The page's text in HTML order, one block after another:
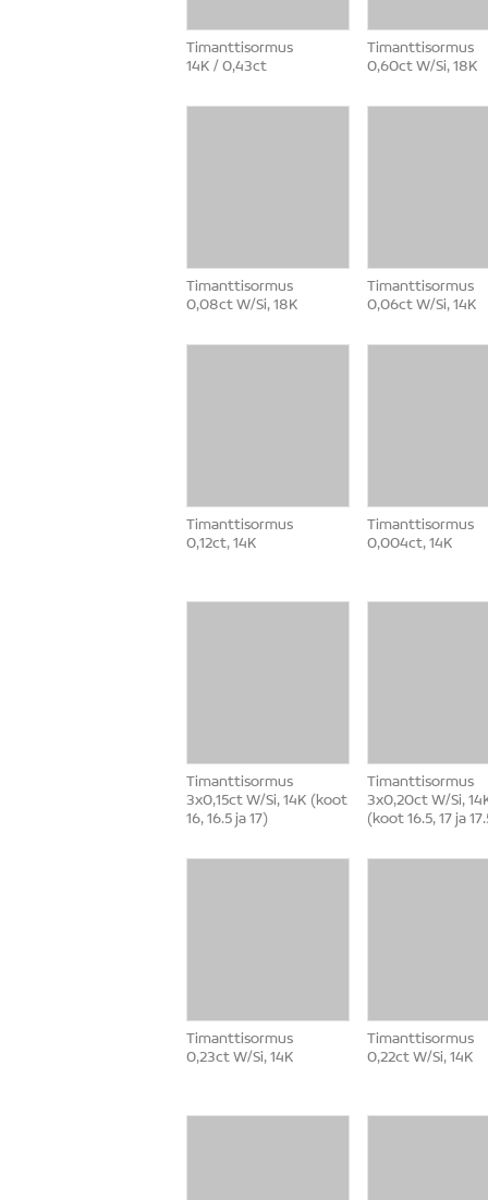
Timanttisormus
14K / 0,43ct
Timanttisormus
0,60ct W/Si, 18K
Timanttisormus
0,08ct W/Si, 18K
Timanttisormus
0,06ct W/Si, 14K
Timanttisormus
0,12ct, 14K
Timanttisormus
0,004ct, 14K
Timanttisormus
3x0,15ct W/Si, 14K (koot
16, 16.5 ja 17)
Timanttisormus
3x0,20ct W/Si,
(koot 16.5, 17 ja
Timanttisormus
0,23ct W/Si, 14K
Timanttisormus
0,22ct W/Si, 14K